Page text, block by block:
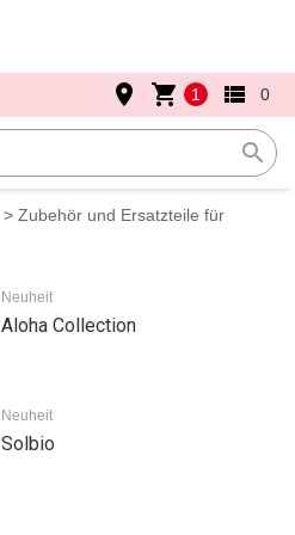
search
place shopping_cart 1 view_list 0
> Zubehör und Ersatzteile für
Neuheit
Aloha Collection
Neuheit
Solbio